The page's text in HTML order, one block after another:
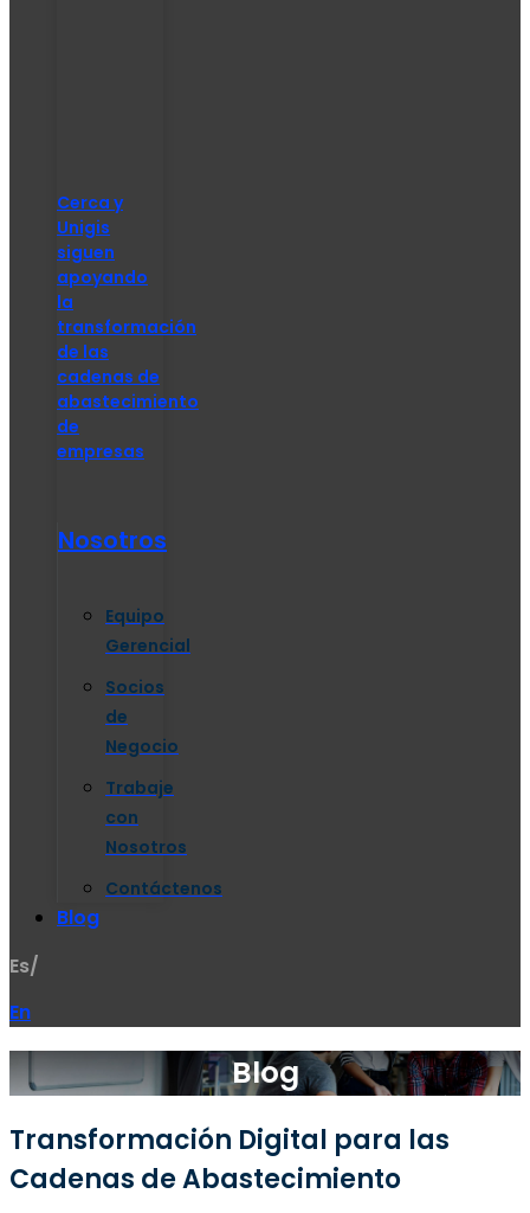
Cerca y
Unigis
siguen
apoyando
la
transformación
de las
cadenas de
abastecimiento
de
empresas
Nosotros
Equipo
Gerencial
Socios
de
Negocio
Trabaje
con
Nosotros
Contáctenos
Blog
Es/
En
Blog
Transformación Digital para las
Cadenas de Abastecimiento